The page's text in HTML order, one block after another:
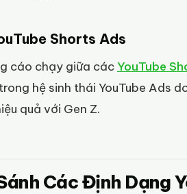
Shorts Ads
cáo chạy giữa cácYouTube
hệ sinh thái YouTube Ads
quả với Gen Z.
Các Định Dạng